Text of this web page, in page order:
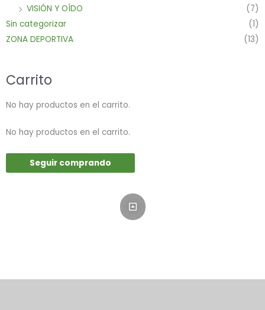
VISIÓN Y OÍDO
(7)
Sin categorizar
(1)
ZONA DEPORTIVA
(13)
Carrito
No hay productos en el carrito.
No hay productos en el carrito.
Seguir comprando